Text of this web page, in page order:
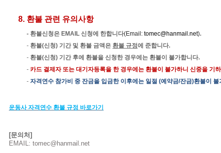
8. 환불 관련 유의사항
- 환불신청은 EMAIL 신청에 한합니다(Email: tomec@hanmail.net).
- 환불(신청) 기간 및 환불 금액은 환불 규정에 준합니다.
- 환불(신청) 기간 후에 환불을 신청한 경우에는 환불이 불가합니다.
- 카드 결제자 또는 대기자등록을 한 경우에는 환불이 불가하니 신중을 기
- 자격연수 참가비 중 잔금을 입금한 이후에는 일절 (예약금/잔금)환불이 불
운동사 자격연수 환불 규정 바로가기
[문의처 ]
EMAIL: tomec@hanmail.net